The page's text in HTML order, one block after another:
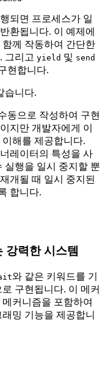
되면 프로세스가 일
환됩니다. 이 예제에
함께 작동하여 간단한
그리고 yield 및 send
현합니다.
습니다.
동으로 작성하여 구현
지만 개발자에게 이
해를 제공합니다.
레이터의 특성을 사
실행을 일시 중지할 뿐
개될 때 일시 중지된
합니다.
강력한 시스템
와 같은 키워드를 기
구현됩니다. 이 메커
커니즘을 포함하여
밍 기능을 제공합니